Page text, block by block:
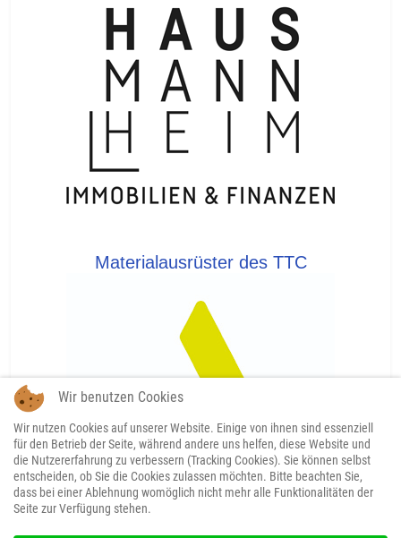
Materialausrüster des TTC
Wir benutzen Cookies
Wir nutzen Cookies auf unserer Website. Einige von ihnen sind essenziell
für den Betrieb der Seite, während andere uns helfen, diese Website und
die Nutzererfahrung zu verbessern (Tracking Cookies). Sie können selbst
entscheiden, ob Sie die Cookies zulassen möchten. Bitte beachten Sie,
dass bei einer Ablehnung womöglich nicht mehr alle Funktionalitäten der
Seite zur Verfügung stehen.